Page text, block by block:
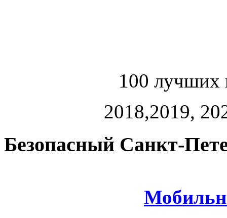
100 лучших
2018,2019,
Безопасный Санкт-